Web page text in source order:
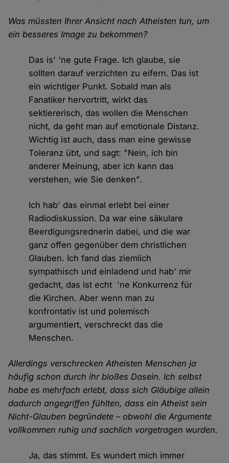
Was müssten Ihrer Ansicht nach Atheisten tun, um
ein besseres Image zu bekommen?
Das is' 'ne gute Frage. Ich glaube, sie
sollten darauf verzichten zu eifern. Das ist
ein wichtiger Punkt. Sobald man als
Fanatiker hervortritt, wirkt das
sektiererisch, das wollen die Menschen
nicht, da geht man auf emotionale Distanz.
Wichtig ist auch, dass man eine gewisse
Toleranz übt, und sagt: "Nein, ich bin
anderer Meinung, aber ich kann das
verstehen, wie Sie denken".
Ich hab' das einmal erlebt bei einer
Radiodiskussion. Da war eine säkulare
Beerdigungsrednerin dabei, und die war
ganz offen gegenüber dem christlichen
Glauben. Ich fand das ziemlich
sympathisch und einladend und hab' mir
gedacht, das ist echt 'ne Konkurrenz für
die Kirchen. Aber wenn man zu
konfrontativ ist und polemisch
argumentiert, verschreckt das die
Menschen.
Allerdings verschrecken Atheisten Menschen ja
häufig schon durch ihr bloßes Dasein. Ich selbst
habe es mehrfach erlebt, dass sich Gläubige allein
dadurch angegriffen fühlten, dass ein Atheist sein
Nicht-Glauben begründete – obwohl die Argumente
vollkommen ruhig und sachlich vorgetragen wurden.
Ja, das stimmt. Es wundert mich immer